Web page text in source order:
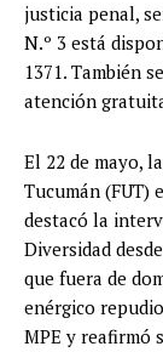
justicia penal,
N.º 3 está
1371. También
atención
El 22 de mayo,
Tucumán (FUT)
destacó la
Diversidad
que fuera de
enérgico
MPE y reafirmó